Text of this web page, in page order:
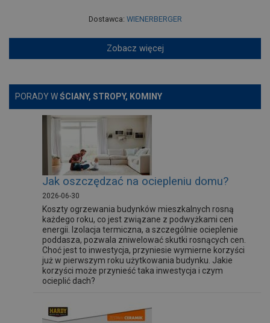
Dostawca: WIENERBERGER
Zobacz więcej
PORADY WŚCIANY, STROPY, KOMINY
Jak oszczędzać na ociepleniu domu?
2026-06-30
Koszty ogrzewania budynków mieszkalnych rosną
każdego roku, co jest związane z podwyżkami cen
energii. Izolacja termiczna, a szczególnie ocieplenie
poddasza, pozwala zniwelować skutki rosnących cen.
Choć jest to inwestycja, przyniesie wymierne korzyści
już w pierwszym roku użytkowania budynku. Jakie
korzyści może przynieść taka inwestycja i czym
ocieplić dach?